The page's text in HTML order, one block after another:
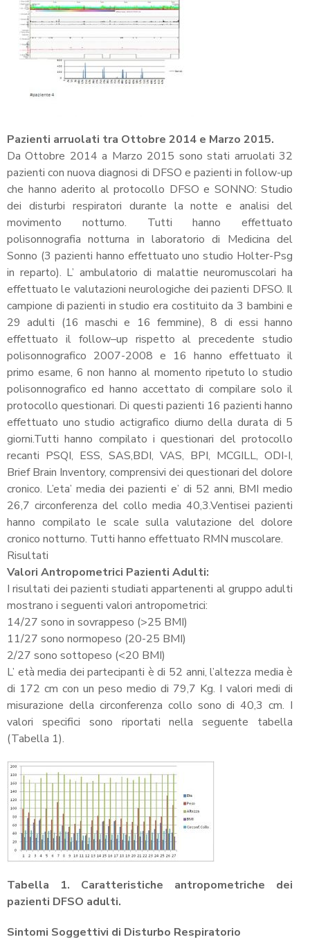
Pazienti arruolati tra Ottobre 2014 e Marzo 2015.
Da Ottobre 2014 a Marzo 2015 sono stati arruolati 32
pazienti con nuova diagnosi di DFSO e pazienti in follow-up
che hanno aderito al protocollo DFSO e SONNO: Studio
dei disturbi respiratori durante la notte e analisi del
movimento notturno. Tutti hanno effettuato
polisonnografia notturna in laboratorio di Medicina del
Sonno (3 pazienti hanno effettuato uno studio Holter-Psg
in reparto). L’ ambulatorio di malattie neuromuscolari ha
effettuato le valutazioni neurologiche dei pazienti DFSO. Il
campione di pazienti in studio era costituito da 3 bambini e
29 adulti (16 maschi e 16 femmine), 8 di essi hanno
effettuato il follow–up rispetto al precedente studio
polisonnografico 2007-2008 e 16 hanno effettuato il
primo esame, 6 non hanno al momento ripetuto lo studio
polisonnografico ed hanno accettato di compilare solo il
protocollo questionari. Di questi pazienti 16 pazienti hanno
effettuato uno studio actigrafico diurno della durata di 5
giorni.Tutti hanno compilato i questionari del protocollo
recanti PSQI, ESS, SAS,BDI, VAS, BPI, MCGILL, ODI-I,
Brief Brain Inventory, comprensivi dei questionari del dolore
cronico. L’eta’ media dei pazienti e’ di 52 anni, BMI medio
26,7 circonferenza del collo media 40,3.Ventisei pazienti
hanno compilato le scale sulla valutazione del dolore
cronico notturno. Tutti hanno effettuato RMN muscolare.
Risultati
Valori Antropometrici Pazienti Adulti:
I risultati dei pazienti studiati appartenenti al gruppo adulti
mostrano i seguenti valori antropometrici:
14/27 sono in sovrappeso (>25 BMI)
11/27 sono normopeso (20-25 BMI)
2/27 sono sottopeso (<20 BMI)
L’ età media dei partecipanti è di 52 anni, l’altezza media è
di 172 cm con un peso medio di 79,7 Kg. I valori medi di
misurazione della circonferenza collo sono di 40,3 cm. I
valori specifici sono riportati nella seguente tabella
(Tabella 1).
Tabella 1. Caratteristiche antropometriche dei
pazienti DFSO adulti.
Sintomi Soggettivi di Disturbo Respiratorio